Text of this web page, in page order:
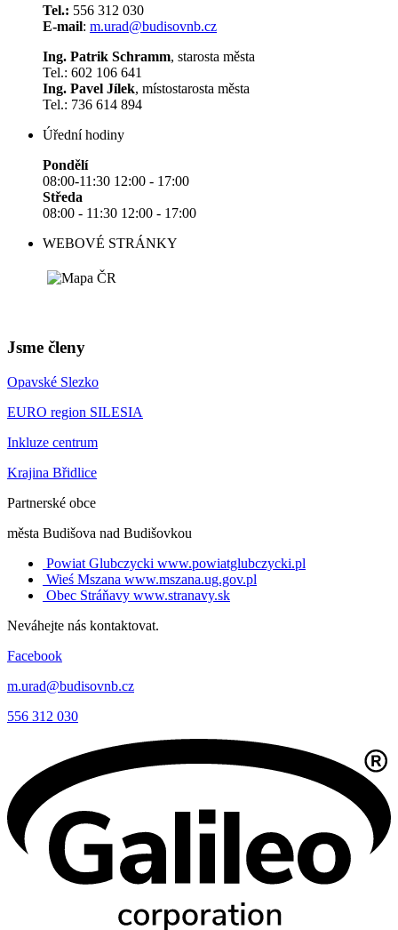
Tel.: 556 312 030
E-mail: m.urad@budisovnb.cz
Ing. Patrik Schramm, starosta města
Tel.: 602 106 641
Ing. Pavel Jílek, místostarosta města
Tel.: 736 614 894
Úřední hodiny
Pondělí
08:00-11:30 12:00 - 17:00
Středa
08:00 - 11:30 12:00 - 17:00
WEBOVÉ STRÁNKY
Jsme členy
Opavské Slezko
EURO region SILESIA
Inkluze centrum
Krajina Břidlice
Partnerské obce
města Budišova nad Budišovkou
Powiat Glubczycki www.powiatglubczycki.pl
Wieś Mszana www.mszana.ug.gov.pl
Obec Stráňavy www.stranavy.sk
Neváhejte nás kontaktovat.
Facebook
m.urad@budisovnb.cz
556 312 030